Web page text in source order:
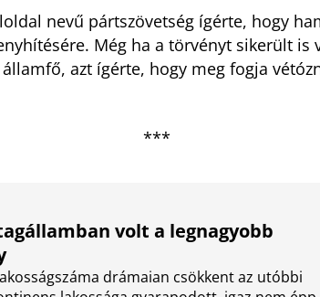
nevű pártszövetség ígérte, hogy
Még ha a törvényt sikerült is
azt ígérte, hogy meg fogja
***
volt a legnagyobb
drámaian csökkent az utóbbi